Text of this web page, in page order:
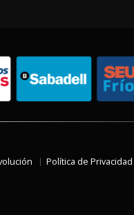
Política de Privacidad